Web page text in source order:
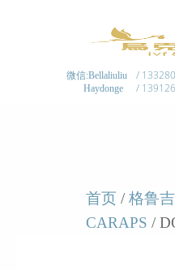
微信:Bellaliuliu
Haydonge
/
/
首页 / 格鲁
CARAPS /